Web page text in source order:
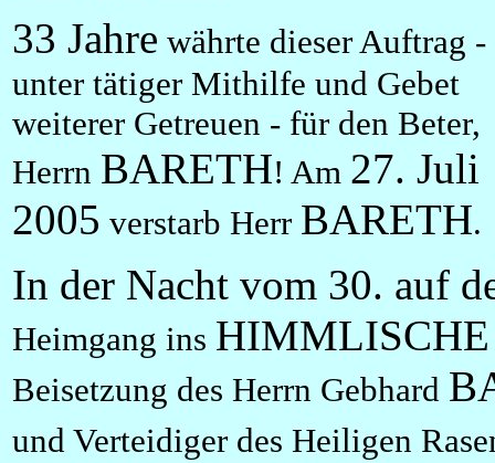
33 Jahre währte dieser Auftrag -
unter tätiger Mithilfe und Gebet
weiterer Getreuen - für den Beter,
Herrn BARETH! Am 27. Juli
2005 verstarb Herr BARETH.
In der Nacht vom 30. auf
Heimgang ins
Beisetzung des Herrn Gebhard
und Verteidiger des Heiligen